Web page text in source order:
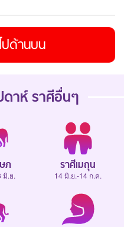
ปด้านบน
ดาห์ ราศีอื่นๆ
ภ
มิ.ย.
ราศีเมถุน
14 มิ.ย.-14 ก.ค.